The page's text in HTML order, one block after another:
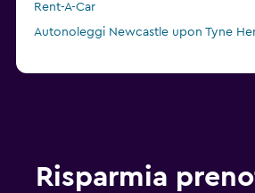
Rent-A-Car
Autonoleggi Newcastle upon Tyne
Risparmia